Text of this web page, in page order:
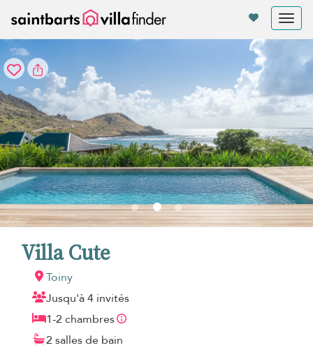
Villa Cute
Toiny
Jusqu'à 4 invités
1-2 chambres
2 salles de bain
Vos paramètres de cookies